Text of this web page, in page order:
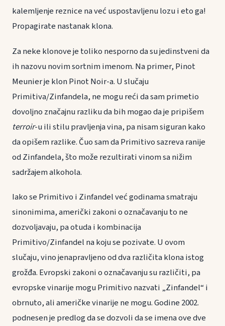
kalemljenje reznice na već uspostavljenu lozu i eto ga!
Propagirate nastanak klona.
Za neke klonove je toliko nesporno da su jedinstveni da
ih nazovu novim sortnim imenom. Na primer, Pinot
Meunier je klon Pinot Noir-a. U slučaju
Primitiva/Zinfandela, ne mogu reći da sam primetio
dovoljno značajnu razliku da bih mogao da je pripišem
terroir-u ili stilu pravljenja vina, pa nisam siguran kako
da opišem razlike. Čuo sam da Primitivo sazreva ranije
od Zinfandela, što može rezultirati vinom sa nižim
sadržajem alkohola.
Iako se Primitivo i Zinfandel već godinama smatraju
sinonimima, američki zakoni o označavanju to ne
dozvoljavaju, pa otuda i kombinacija
Primitivo/Zinfandel na koju se pozivate. U ovom
slučaju, vino jenapravljeno od dva različita klona istog
grožđa. Evropski zakoni o označavanju su različiti, pa
evropske vinarije mogu Primitivo nazvati „Zinfandel“ i
obrnuto, ali američke vinarije ne mogu. Godine 2002.
podnesen je predlog da se dozvoli da se imena ove dve